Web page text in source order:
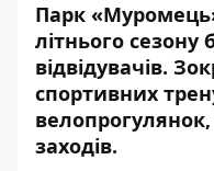
Парк
літнього
відвідувачів.
спортивних
заходів.